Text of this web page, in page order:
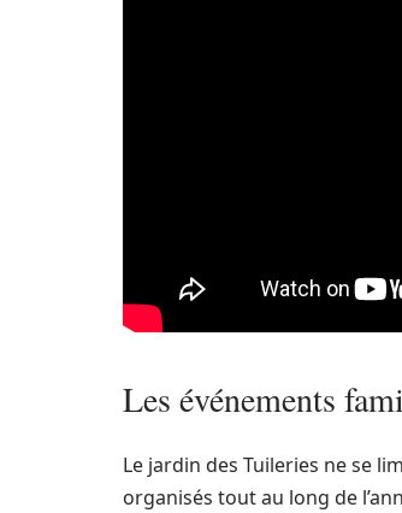
Les événements
Le jardin des Tuileries ne se
organisés tout au long de